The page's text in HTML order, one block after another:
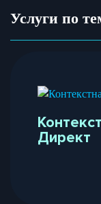
Услуги по
Директ